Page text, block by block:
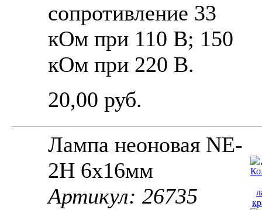
сопротивление 33
кОм при 110 В; 150
кОм при 220 В.
20,00 руб.
Лампа неоновая NE-
2H 6x16мм
Артикул: 26735